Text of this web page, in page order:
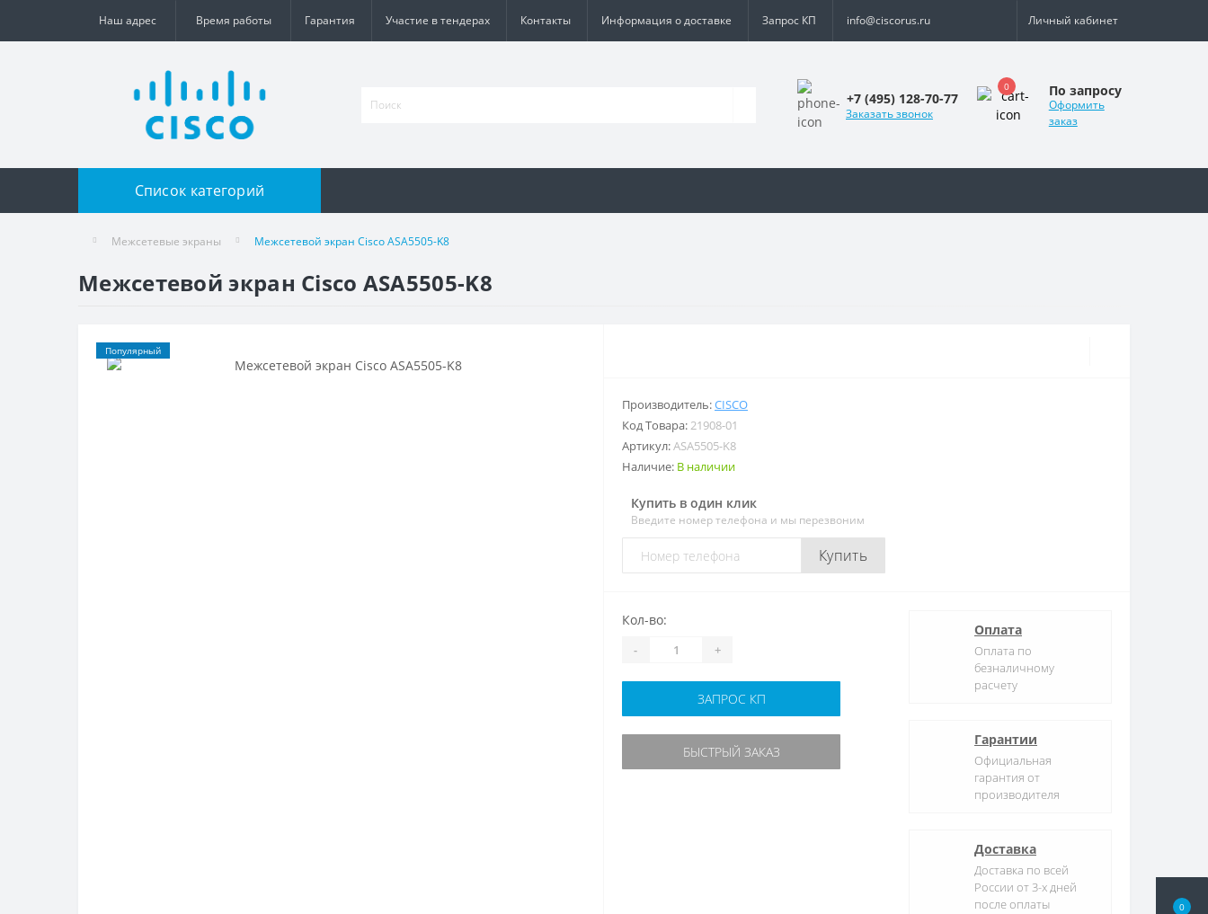
0
Наш адрес Время работы Гарантия Участие в тендерах Контакты Информация о доставке Запрос КП info@ciscorus.ru Личный кабинет
+7 (495) 128-70-77
Заказать звонок
0 По запросу
Оформить
заказ
Список категорий
Межсетевые экраны Межсетевой экран Cisco ASA5505-K8
Межсетевой экран Cisco ASA5505-K8
Популярный
Производитель:CISCO
Код Товара:21908-01
Артикул:ASA5505-K8
Наличие: В наличии
Купить в один клик
Введите номер телефона и мы перезвоним
Купить
Кол-во:
- +
ЗАПРОС КП
БЫСТРЫЙ ЗАКАЗ
Оплата
Оплата по
безналичному
расчету
Гарантии
Официальная
гарантия от
производителя
Доставка
Доставка по всей
России от 3-х дней
после оплаты